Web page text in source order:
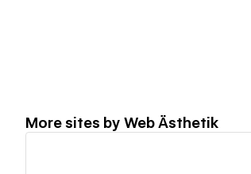
More sites by Web Ästhetik